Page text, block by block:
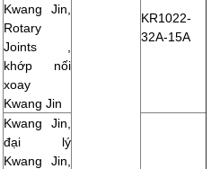
Kwang Jin,
Rotary
Joints ,
khớp nối
xoay
Kwang Jin
KR1022-
32A-15A
Kwang Jin,
đại lý
Kwang Jin,